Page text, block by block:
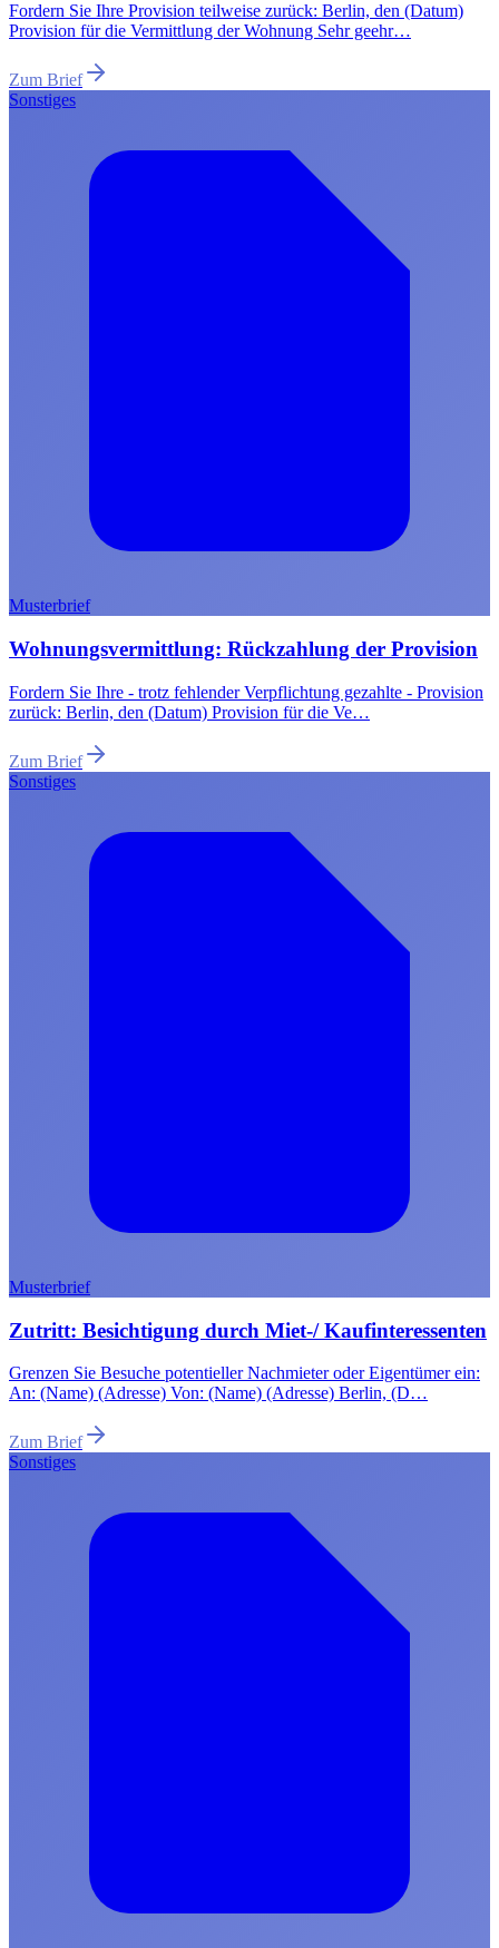
Fordern Sie Ihre Provision teilweise zurück: Berlin, den (Datum)
Provision für die Vermittlung der Wohnung Sehr geehr…
Zum Brief
Sonstiges
Musterbrief
Wohnungsvermittlung: Rückzahlung der Provision
Fordern Sie Ihre - trotz fehlender Verpflichtung gezahlte - Provision
zurück: Berlin, den (Datum) Provision für die Ve…
Zum Brief
Sonstiges
Musterbrief
Zutritt: Besichtigung durch Miet-/ Kaufinteressenten
Grenzen Sie Besuche potentieller Nachmieter oder Eigentümer ein:
An: (Name) (Adresse) Von: (Name) (Adresse) Berlin, (D…
Zum Brief
Sonstiges